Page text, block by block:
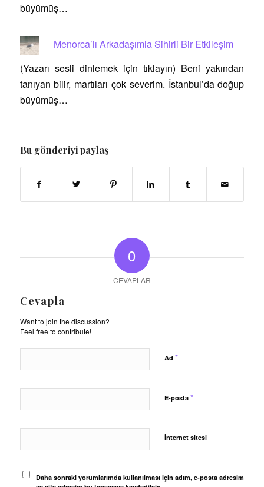
büyümüş…
Menorca’lı Arkadaşımla Sihirli Bir Etkileşim
(Yazarı sesli dinlemek için tıklayın) Beni yakından
tanıyan bilir, martıları çok severim. İstanbul’da doğup
büyümüş…
Bu gönderiyi paylaş
0
CEVAPLAR
Cevapla
Want to join the discussion?
Feel free to contribute!
Ad *
E-posta *
İnternet sitesi
Daha sonraki yorumlarımda kullanılması için adım, e-posta adresim